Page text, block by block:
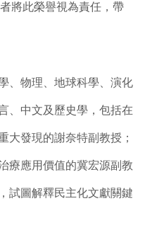
將此榮譽視為責任，帶
、物理、地球科學、演化
、中文及歷史學，包括在
大發現的謝奈特副教授；
療應用價值的冀宏源副教
試圖解釋民主化文獻關鍵